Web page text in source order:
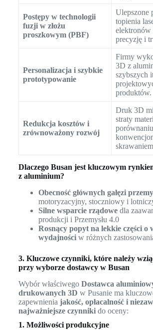
Postępy w technologii
fuzji w złożu
proszkowym (PBF)
Ulepszone
topienia
elektronów
precyzję i
Personalizacja i szybkie
prototypowanie
Firmy
3D z
szybszych
produktów.
Redukcja kosztów i
zrównoważony rozwój
Druk 3D
straty
Dlaczego Busan jest kluczowym
z aluminium?
Obecność głównych gałęzi
motoryzacyjny, stoczniowy i
Silne wsparcie rządowedla
produkcji i Przemysłu 4.0
Rosnący popyt na lekkie części o
wydajnościw różnych
3. Kluczowe czynniki, które należy
przy wyborze dostawcy w Busan
Wybór właściwego Dostawca
drukowanych 3D w Pusanie ma
zapewnienia jakość, opłacalność i
najważniejsze czynnikido oceny:
1. Możliwości produkcyjne